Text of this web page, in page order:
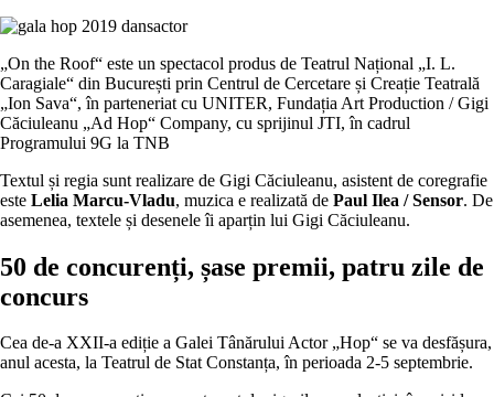
„On the Roof“ este un spectacol produs de Teatrul Național „I. L.
Caragiale“ din București prin Centrul de Cercetare și Creație Teatrală
„Ion Sava“, în parteneriat cu UNITER, Fundația Art Production / Gigi
Căciuleanu „Ad Hop“ Company, cu sprijinul JTI, în cadrul
Programului 9G la TNB
Textul și regia sunt realizare de Gigi Căciuleanu, asistent de coregrafie
este Lelia Marcu-Vladu, muzica e realizată de Paul Ilea / Sensor. De
asemenea, textele și desenele îi aparțin lui Gigi Căciuleanu.
50 de concurenți, șase premii, patru zile de
concurs
Cea de-a XXII-a ediție a Galei Tânărului Actor „Hop“ se va desfășura,
anul acesta, la Teatrul de Stat Constanța, în perioada 2-5 septembrie.